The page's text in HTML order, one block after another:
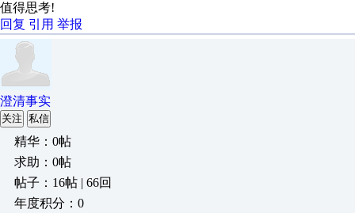
值得思考!
回复 引用 举报
澄清事实
关注 私信
精华：0帖
求助：0帖
帖子：16帖 | 66回
年度积分：0